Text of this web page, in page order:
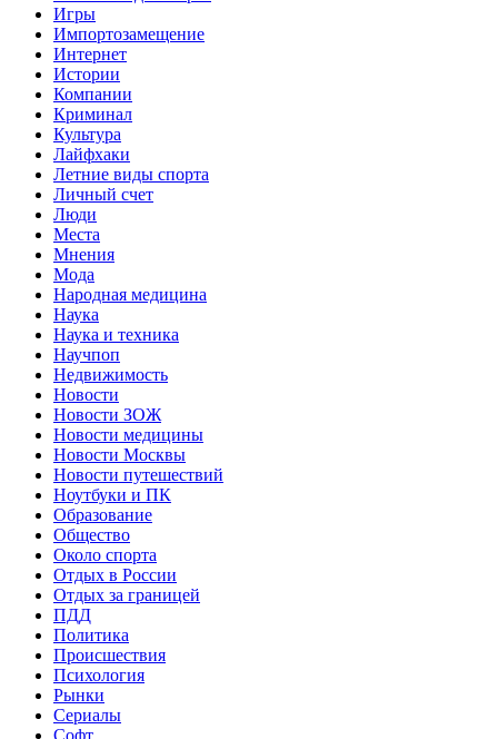
Игры
Импортозамещение
Интернет
Истории
Компании
Криминал
Культура
Лайфхаки
Летние виды спорта
Личный счет
Люди
Места
Мнения
Мода
Народная медицина
Наука
Наука и техника
Научпоп
Недвижимость
Новости
Новости ЗОЖ
Новости медицины
Новости Москвы
Новости путешествий
Ноутбуки и ПК
Образование
Общество
Около спорта
Отдых в России
Отдых за границей
ПДД
Политика
Происшествия
Психология
Рынки
Сериалы
Софт